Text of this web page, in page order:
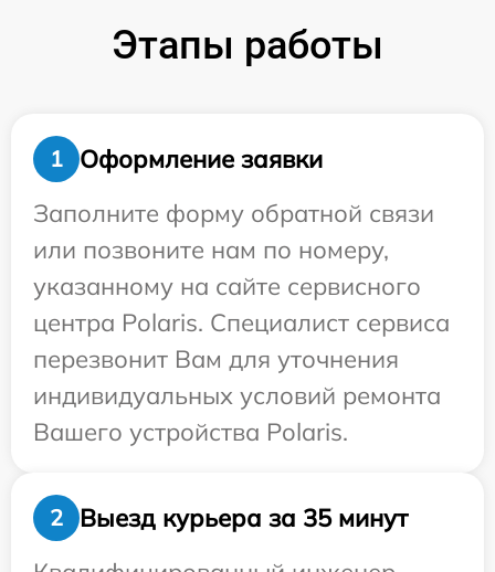
Этапы работы
1
Оформление заявки
Заполните форму обратной связи
или позвоните нам по номеру,
указанному на сайте сервисного
центра Polaris. Специалист сервиса
перезвонит Вам для уточнения
индивидуальных условий ремонта
Вашего устройства Polaris.
2
Выезд курьера за 35 минут